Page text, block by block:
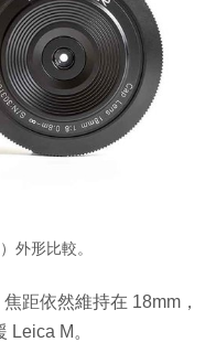
外形比較。
距依然維持在 18mm，
Leica M。